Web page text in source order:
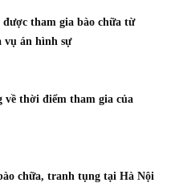
được tham gia bào chữa từ
vụ án hình sự
về thời điểm tham gia của
chữa, tranh tụng tại Hà Nội